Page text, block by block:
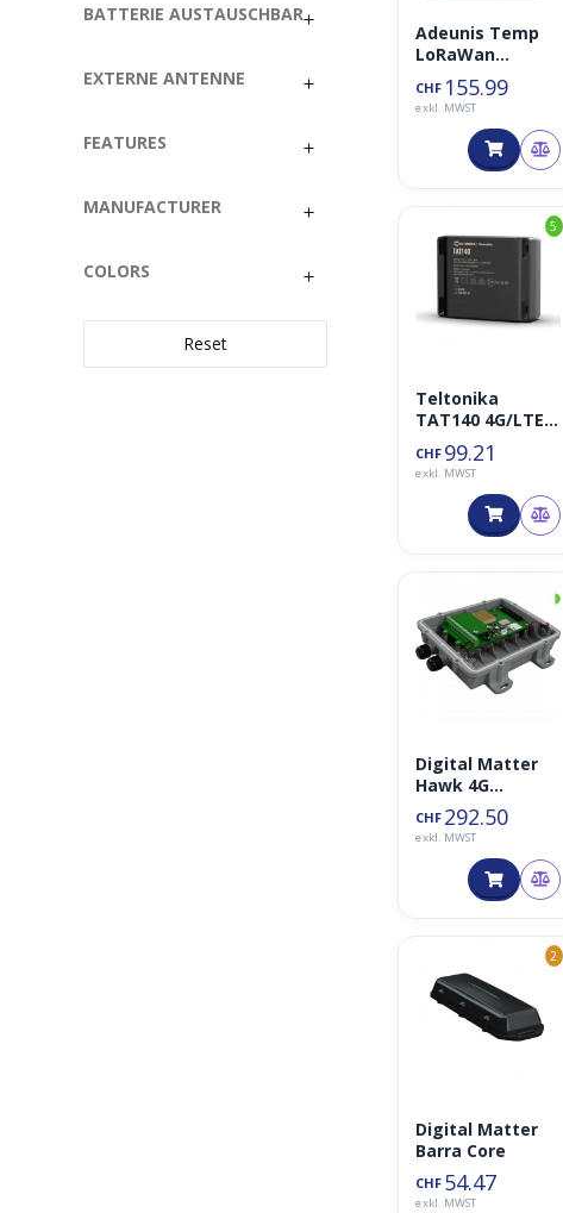
BATTERIE AUSTAUSCHBAR
EXTERNE ANTENNE
FEATURES
MANUFACTURER
COLORS
Reset
Adeunis Temp
LoRaWan
Temperatur
Sensor 868MHz
(1x intern, 1x
extern, IP68)
CHF 155.99
exkl. MWST
5
Teltonika
TAT140 4G/LTE
GPS Tracker
CHF 99.21
exkl. MWST
◑
Digital Matter
Hawk 4G
Datalogger LiPo
CHF 292.50
exkl. MWST
2
Digital Matter
Barra Core
CHF 54.47
exkl. MWST